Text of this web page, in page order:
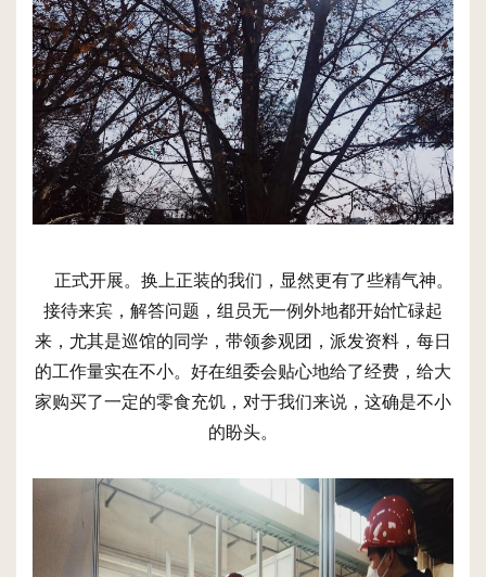
正式开展。换上正装的我们，显然更有了些精气神。
接待来宾，解答问题，组员无一例外地都开始忙碌起
来，尤其是巡馆的同学，带领参观团，派发资料，每日
的工作量实在不小。好在组委会贴心地给了经费，给大
家购买了一定的零食充饥，对于我们来说，这确是不小
的盼头。